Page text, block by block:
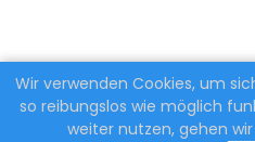
Wir verwenden Cookies, um
so reibungslos wie möglich
weiter nutzen, gehen